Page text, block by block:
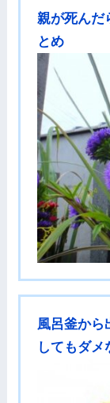
親が死んだ
とめ
風呂釜から
してもダメ